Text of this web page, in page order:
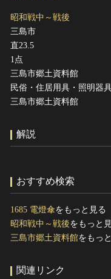
昭和戦中～戦後
三島市
直23.5
1点
三島市郷土資料館
民俗・住居用具・照明器
三島市郷土資料館
解説
おすすめ検索
1685 電燈傘をもっと見る
昭和戦中～戦後をもっと
三島市郷土資料館をもっ
関連リンク